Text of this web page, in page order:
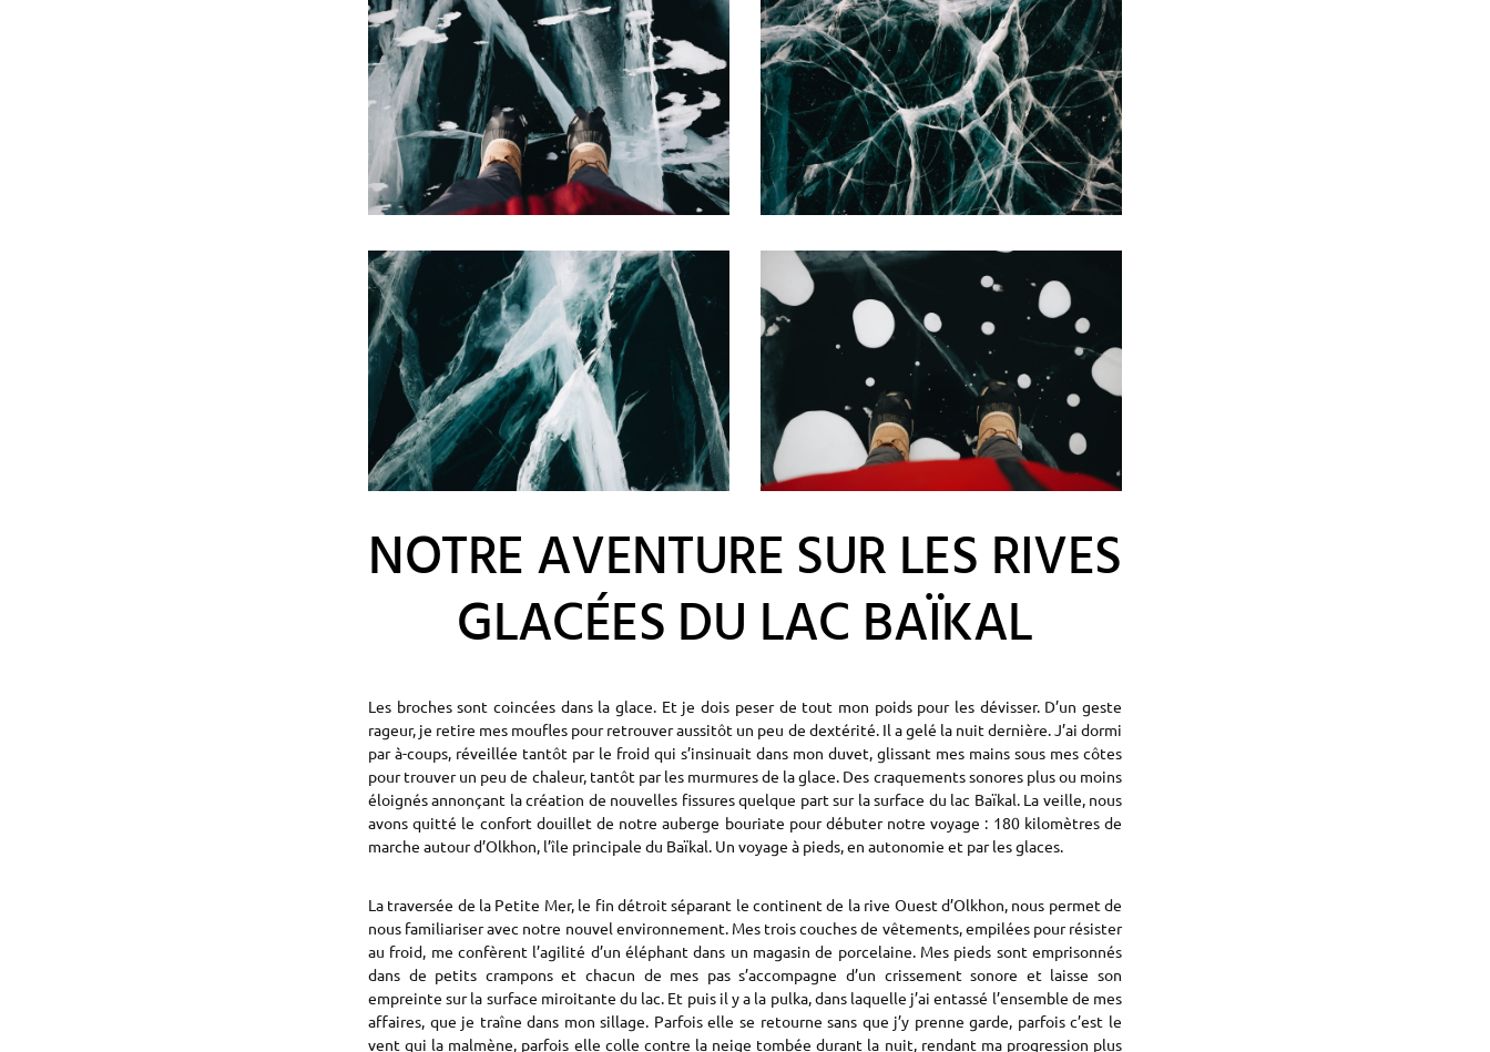
NOTRE AVENTURE SUR LES RIVES
GLACÉES DU LAC BAÏKAL
Les broches sont coincées dans la glace. Et je dois peser de tout mon poids pour les dévisser. D’un geste
rageur, je retire mes moufles pour retrouver aussitôt un peu de dextérité. Il a gelé la nuit dernière. J’ai dormi
par à-coups, réveillée tantôt par le froid qui s’insinuait dans mon duvet, glissant mes mains sous mes côtes
pour trouver un peu de chaleur, tantôt par les murmures de la glace. Des craquements sonores plus ou moins
éloignés annonçant la création de nouvelles fissures quelque part sur la surface du lac Baïkal. La veille, nous
avons quitté le confort douillet de notre auberge bouriate pour débuter notre voyage : 180 kilomètres de
marche autour d’Olkhon, l’île principale du Baïkal. Un voyage à pieds, en autonomie et par les glaces.
La traversée de la Petite Mer, le fin détroit séparant le continent de la rive Ouest d’Olkhon, nous permet de
nous familiariser avec notre nouvel environnement. Mes trois couches de vêtements, empilées pour résister
au froid, me confèrent l’agilité d’un éléphant dans un magasin de porcelaine. Mes pieds sont emprisonnés
dans de petits crampons et chacun de mes pas s’accompagne d’un crissement sonore et laisse son
empreinte sur la surface miroitante du lac. Et puis il y a la pulka, dans laquelle j’ai entassé l’ensemble de mes
affaires, que je traîne dans mon sillage. Parfois elle se retourne sans que j’y prenne garde, parfois c’est le
vent qui la malmène, parfois elle colle contre la neige tombée durant la nuit, rendant ma progression plus